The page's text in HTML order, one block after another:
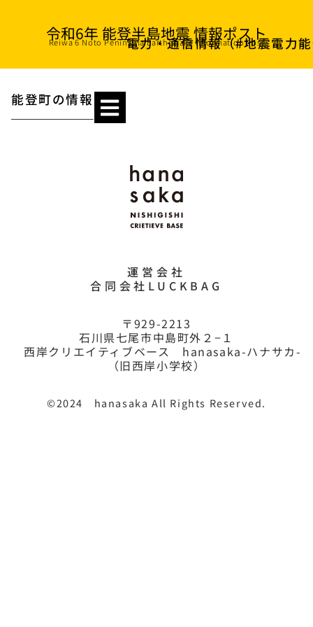
令和6年 能登半島地震 情報ポスト
Reiwa 6 Noto Peninsula Earthquake Information Post
能登町の情報
電力・通信情報​​（#地震電力
運営会社
合同会社LUCKBAG
〒929-2213
石川県七尾市中島町外２−１
西岸クリエイティブベース hanasaka-ハナサカ-
（旧西岸小学校）
©2024 hanasaka All Rights Reserved.